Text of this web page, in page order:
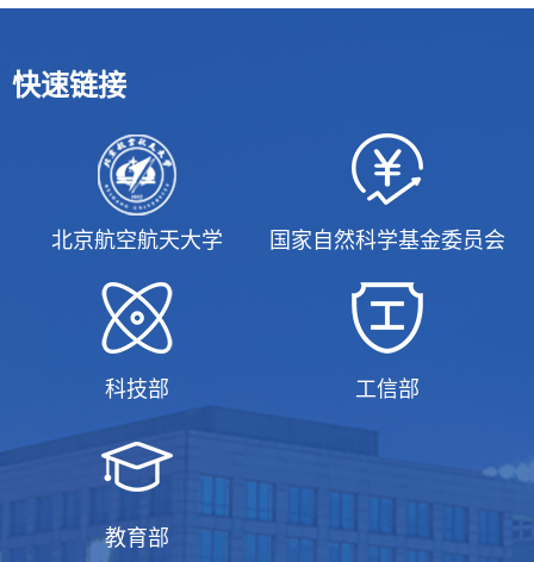
快速链接
北京航空航天大学 国家自然科学基金委员会
科技部 工信部
教育部